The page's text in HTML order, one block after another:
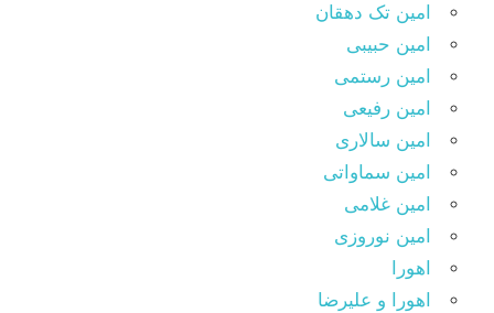
امین تک دهقان
امین حبیبی
امین رستمی
امین رفیعی
امین سالاری
امین سماواتی
امین غلامی
امین نوروزی
اهورا
اهورا و علیرضا